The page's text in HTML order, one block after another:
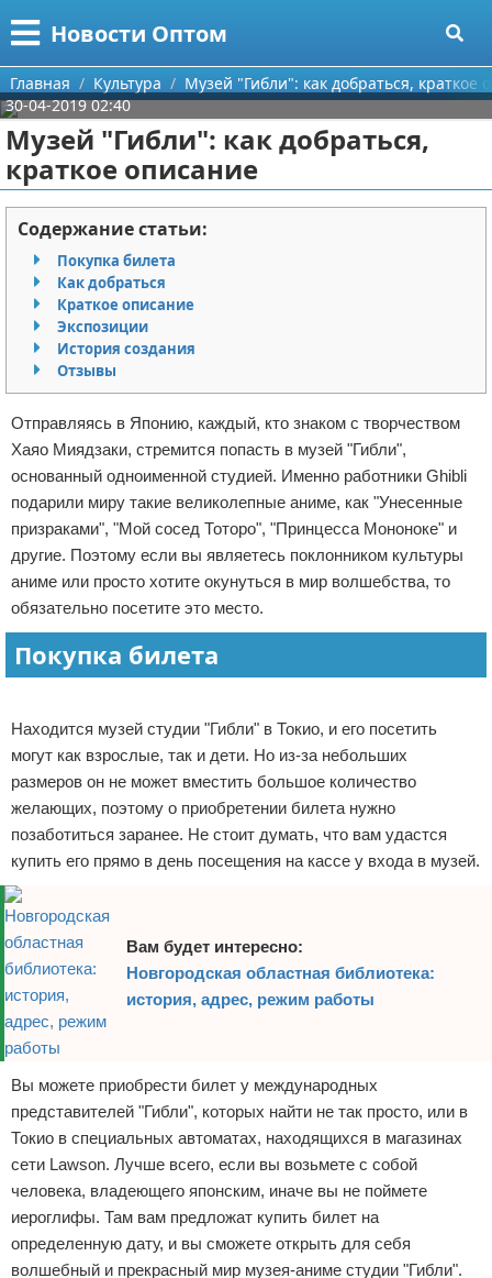
Новости Оптом
Меню
Главная
Категории
Информационные технологии
Автомобили
Знаменитости
Политика
Природа
Философия
Культура
Экономика
Разное
Поиск
О проекте
Контакты
Сотрудничество
Размещение рекламы
Для правообладателей
Условия предоставления информации
Отказ от ответственности
Главная Культура
Музей "Гибли": как добраться, краткое
30-04-2019 02:40
Музей "Гибли": как добраться,
краткое описание
Содержание статьи:
Покупка билета
Как добраться
Краткое описание
Экспозиции
История создания
Отзывы
Отправляясь в Японию, каждый, кто знаком с творчеством
Хаяо Миядзаки, стремится попасть в музей "Гибли",
основанный одноименной студией. Именно работники Ghibli
подарили миру такие великолепные аниме, как "Унесенные
призраками", "Мой сосед Тоторо", "Принцесса Мононоке" и
другие. Поэтому если вы являетесь поклонником культуры
аниме или просто хотите окунуться в мир волшебства, то
обязательно посетите это место.
Покупка билета
Находится музей студии "Гибли" в Токио, и его посетить
могут как взрослые, так и дети. Но из-за небольших
размеров он не может вместить большое количество
желающих, поэтому о приобретении билета нужно
позаботиться заранее. Не стоит думать, что вам удастся
купить его прямо в день посещения на кассе у входа в музей.
Вам будет интересно:
Новгородская областная библиотека:
история, адрес, режим работы
Вы можете приобрести билет у международных
представителей "Гибли", которых найти не так просто, или в
Токио в специальных автоматах, находящихся в магазинах
сети Lawson. Лучше всего, если вы возьмете с собой
человека, владеющего японским, иначе вы не поймете
иероглифы. Там вам предложат купить билет на
определенную дату, и вы сможете открыть для себя
волшебный и прекрасный мир музея-аниме студии "Гибли".